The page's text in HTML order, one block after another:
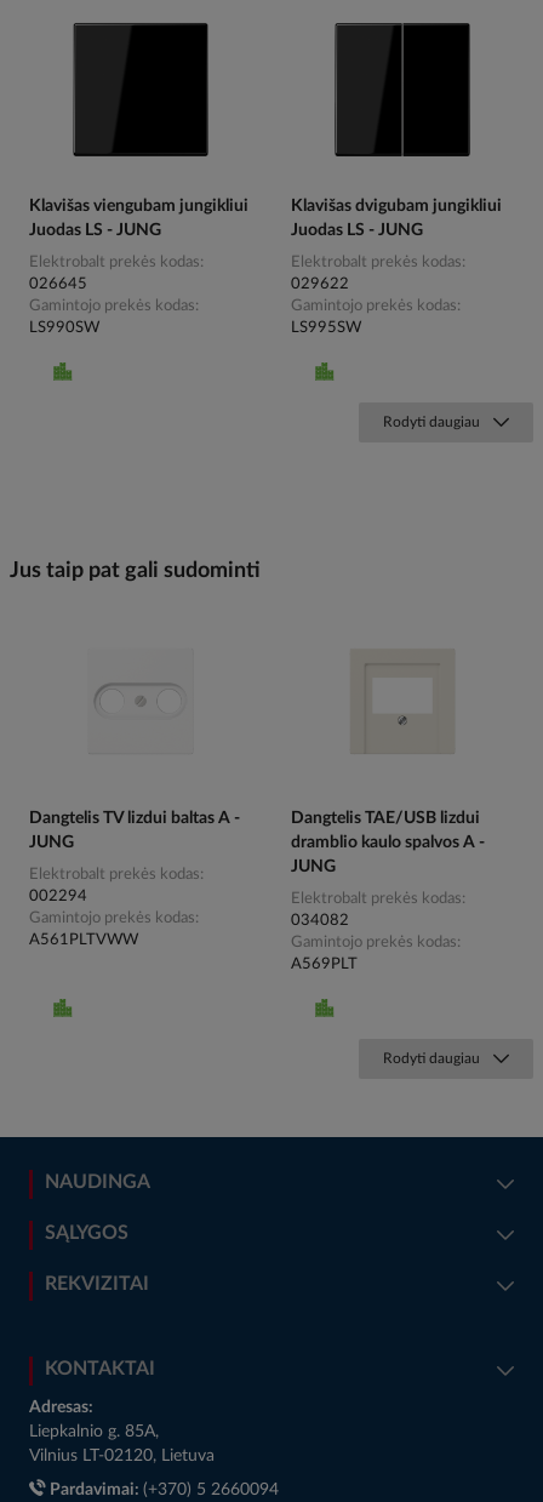
Klavišas viengubam jungikliui
Juodas LS - JUNG
Elektrobalt prekės kodas
026645
Gamintojo prekės kodas
LS990SW
Klavišas dvigubam jungikliui
Juodas LS - JUNG
Elektrobalt prekės kodas
029622
Gamintojo prekės kodas
LS995SW
Rodyti daugiau
Jus taip pat gali sudominti
Dangtelis TV lizdui baltas A -
JUNG
Elektrobalt prekės kodas
002294
Gamintojo prekės kodas
A561PLTVWW
Dangtelis TAE/USB lizdui
dramblio kaulo spalvos A -
JUNG
Elektrobalt prekės kodas
034082
Gamintojo prekės kodas
A569PLT
Rodyti daugiau
NAUDINGA
SĄLYGOS
REKVIZITAI
KONTAKTAI
Adresas:
Liepkalnio g. 85A,
Vilnius LT-02120, Lietuva
Pardavimai: (+370) 5 2660094